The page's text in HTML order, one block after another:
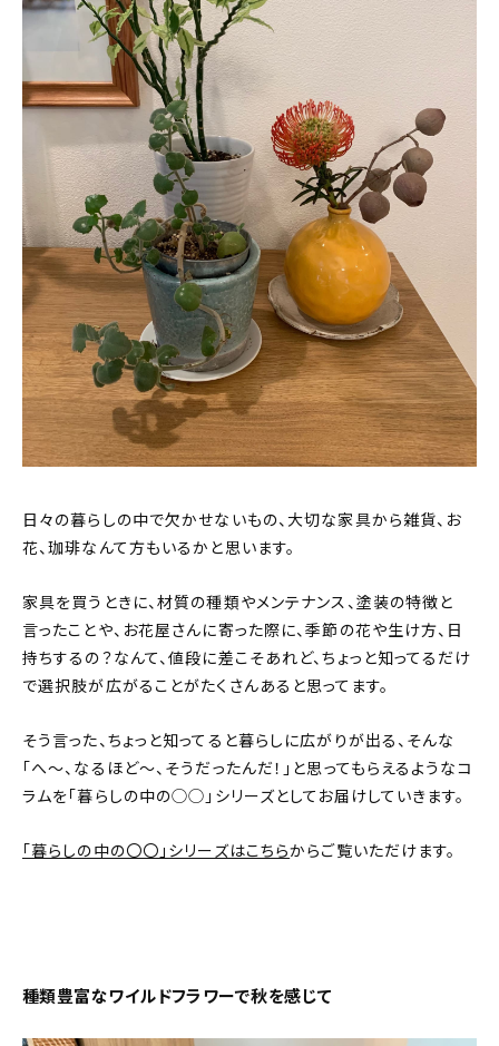
人気の記事
おすすめの記事
インテリア
キッチン
収納/掃除
暮らし
daily mukuri/ アイテム
新着記事
人気の記事
おすすめの記事
日用品
日々の暮らしの中で欠かせないもの、大切な家具から雑貨、お
花、珈琲なんて方もいるかと思います。
家具を買うときに、材質の種類やメンテナンス、塗装の特徴と
言ったことや、お花屋さんに寄った際に、季節の花や生け方、日
持ちするの？なんて、値段に差こそあれど、ちょっと知ってるだけ
で選択肢が広がることがたくさんあると思ってます。
そう言った、ちょっと知ってると暮らしに広がりが出る、そんな
「へ〜、なるほど〜、そうだったんだ！」と思ってもらえるようなコ
ラムを「暮らしの中の◯◯」シリーズとしてお届けしていきます。
「暮らしの中の〇〇」シリーズはこちらからご覧いただけます。
種類豊富なワイルドフラワーで秋を感じて